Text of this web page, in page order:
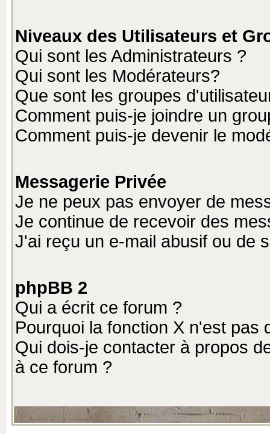
Niveaux des Utilisateurs et
Qui sont les Administrateurs ?
Qui sont les Modérateurs?
Que sont les groupes
Comment puis-je joindre un
Comment puis-je devenir le
Messagerie Privée
Je ne peux pas envoyer de
Je continue de recevoir des
J'ai reçu un e-mail abusif ou de
phpBB 2
Qui a écrit ce forum ?
Pourquoi la fonction X n'est pas
Qui dois-je contacter à propos
à ce forum ?